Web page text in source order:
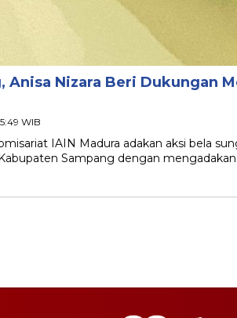
Anisa Nizara Beri Dukungan
WIB
IAIN Madura adakan aksi bela
Sampang dengan